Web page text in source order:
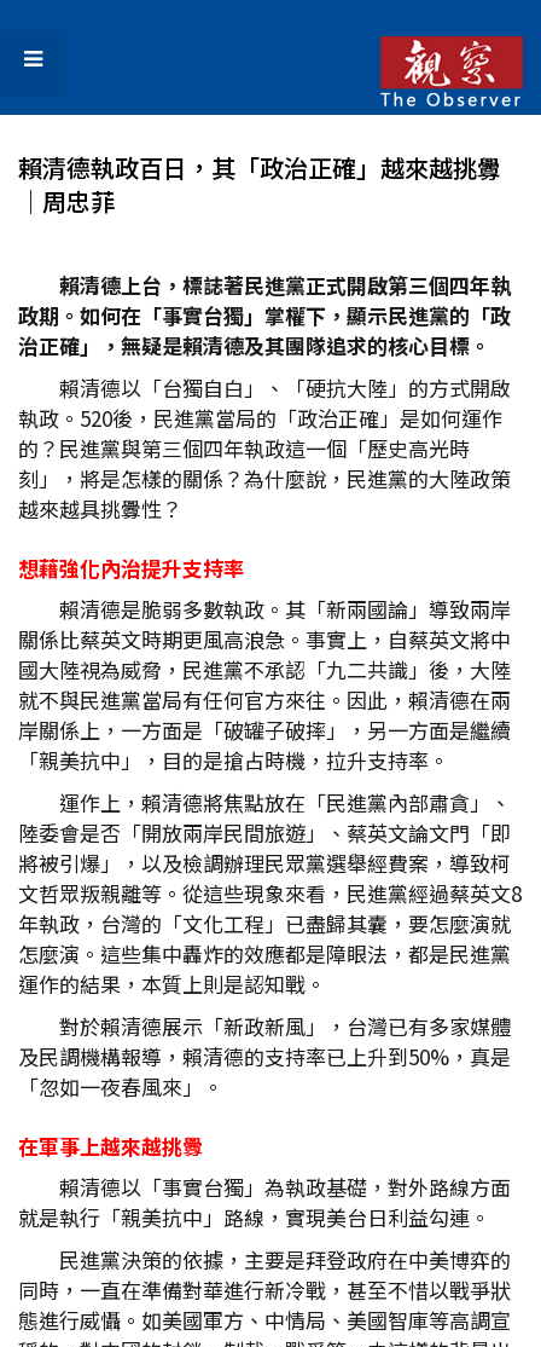
賴清德執政百日，其「政治正確」越來越挑釁
│周忠菲
賴清德上台，標誌著民進黨正式開啟第三個四年執
政期。如何在「事實台獨」掌權下，顯示民進黨的「政
治正確」，無疑是賴清德及其團隊追求的核心目標。
賴清德以「台獨自白」、「硬抗大陸」的方式開啟
執政。520後，民進黨當局的「政治正確」是如何運作
的？民進黨與第三個四年執政這一個「歷史高光時
刻」，將是怎樣的關係？為什麼說，民進黨的大陸政策
越來越具挑釁性？
想藉強化內治提升支持率
賴清德是脆弱多數執政。其「新兩國論」導致兩岸
關係比蔡英文時期更風高浪急。事實上，自蔡英文將中
國大陸視為威脅，民進黨不承認「九二共識」後，大陸
就不與民進黨當局有任何官方來往。因此，賴清德在兩
岸關係上，一方面是「破罐子破摔」，另一方面是繼續
「親美抗中」，目的是搶占時機，拉升支持率。
運作上，賴清德將焦點放在「民進黨內部肅貪」、
陸委會是否「開放兩岸民間旅遊」、蔡英文論文門「即
將被引爆」，以及檢調辦理民眾黨選舉經費案，導致柯
文哲眾叛親離等。從這些現象來看，民進黨經過蔡英文8
年執政，台灣的「文化工程」已盡歸其囊，要怎麼演就
怎麼演。這些集中轟炸的效應都是障眼法，都是民進黨
運作的結果，本質上則是認知戰。
對於賴清德展示「新政新風」，台灣已有多家媒體
及民調機構報導，賴清德的支持率已上升到50%，真是
「忽如一夜春風來」。
在軍事上越來越挑釁
賴清德以「事實台獨」為執政基礎，對外路線方面
就是執行「親美抗中」路線，實現美台日利益勾連。
民進黨決策的依據，主要是拜登政府在中美博弈的
同時，一直在準備對華進行新冷戰，甚至不惜以戰爭狀
態進行威懾。如美國軍方、中情局、美國智庫等高調宣